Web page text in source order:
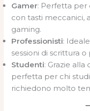
Gamer: Perfetta per
con tasti meccanici,
gaming.
Professionisti:
sessioni di scrittura
Studenti: Grazie
perfetta per chi
richiedono molto